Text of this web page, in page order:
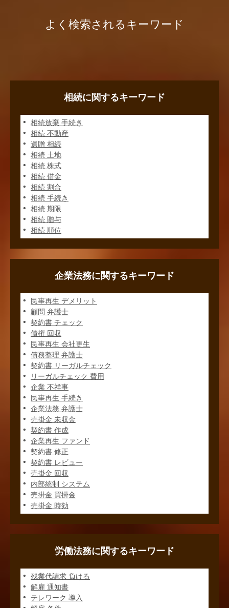
よく検索されるキーワード
相続に関するキーワード
相続放棄 手続き
相続 不動産
遺贈 相続
相続 土地
相続 株式
相続 借金
相続 割合
相続 手続き
相続 期限
相続 贈与
相続 順位
企業法務に関するキーワード
民事再生 デメリット
顧問 弁護士
契約書 チェック
債権 回収
民事再生 会社更生
債務整理 弁護士
契約書 リーガルチェック
リーガルチェック 費用
企業 不祥事
民事再生 手続き
企業法務 弁護士
売掛金 未収金
契約書 作成
企業再生 ファンド
契約書 修正
契約書 レビュー
売掛金 回収
内部統制 システム
売掛金 買掛金
売掛金 時効
労働法務に関するキーワード
残業代請求 負ける
解雇 通知書
テレワーク 導入